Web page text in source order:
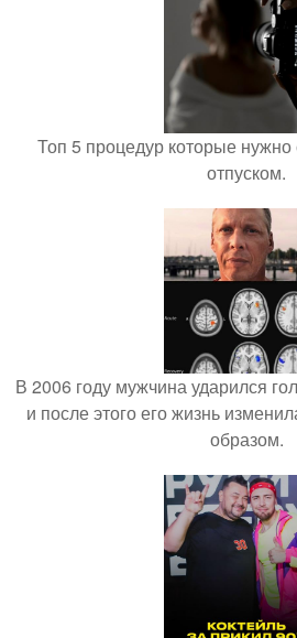
Топ 5 процедур которые нужно
отпуском.
В 2006 году мужчина ударился
и после этого его жизнь
образом.